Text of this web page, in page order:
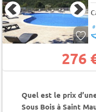
276
Quel est le prix
Sous Bois à Saint